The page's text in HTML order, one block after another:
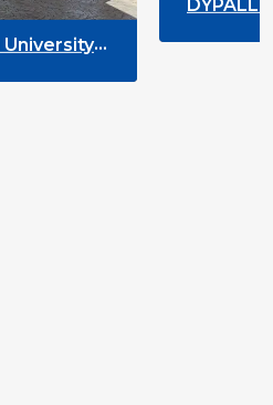
DYPALL Network at ALDA
2026 in Malta